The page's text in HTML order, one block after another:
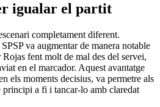
igualar el partit
completament diferent.
va augmentar de manera notable
fent molt de mal des del servei,
en el marcador. Aquest avantatge
els moments decisius, va permetre als
a fi i tancar-lo amb claredat